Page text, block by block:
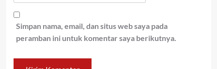
Simpan nama, email, dan situs web saya pada
peramban ini untuk komentar saya berikutnya.